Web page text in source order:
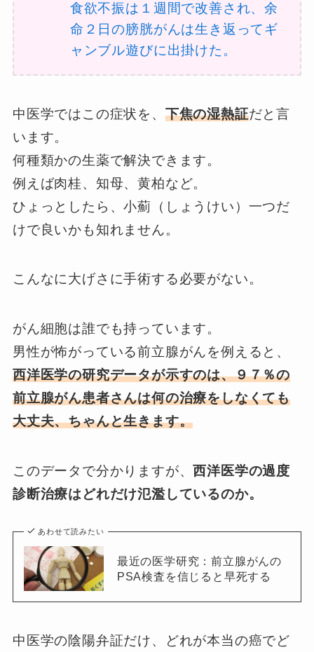
食欲不振は１週間で改善され、余
命２日の膀胱がんは生き返ってギ
ャンブル遊びに出掛けた。
中医学ではこの症状を、 下焦の湿熱証だと言
います。
何種類かの生薬で解決できます。
例えば肉桂、知母、黄柏など。
ひょっとしたら、小薊（しょうけい）一つだ
けで良いかも知れません。
こんなに大げさに手術する必要がない。
がん細胞は誰でも持っています。
男性が怖がっている前立腺がんを例えると、
西洋医学の研究データが示すのは、９７％の
前立腺がん患者さんは何の治療をしなくても
大丈夫、ちゃんと生きます。
このデータで分かりますが、西洋医学の過度
診断治療はどれだけ氾濫しているのか。
あわせて読みたい
最近の医学研究：前立腺がんの
PSA検査を信じると早死する
中医学の陰陽弁証だけ、どれが本当の癌でど